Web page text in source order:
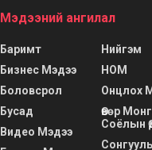
Мэдээний ангилал
Баримт
Бизнес Мэдээ
Боловсрол
Бусад
Видео Мэдээ
Нийгэм
НОМ
Онцлох
Өвөр
Соёлын